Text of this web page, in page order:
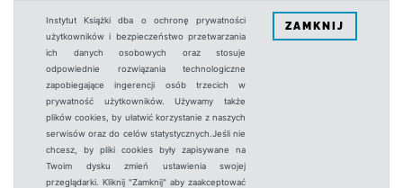
Instytut Książki dba o ochronę prywatności
użytkowników i bezpieczeństwo przetwarzania
ich danych osobowych oraz stosuje
odpowiednie rozwiązania technologiczne
zapobiegające ingerencji osób trzecich w
prywatność użytkowników. Używamy także
plików cookies, by ułatwić korzystanie z naszych
serwisów oraz do celów statystycznych.Jeśli nie
chcesz, by pliki cookies były zapisywane na
Twoim dysku zmień ustawienia swojej
przeglądarki. Kliknij "Zamknij" aby zaakceptować
ZAMKNIJ